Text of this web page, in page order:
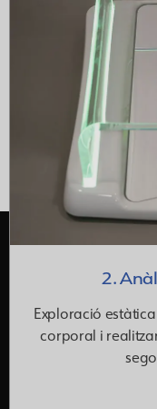
2.
Exploració
corporal i